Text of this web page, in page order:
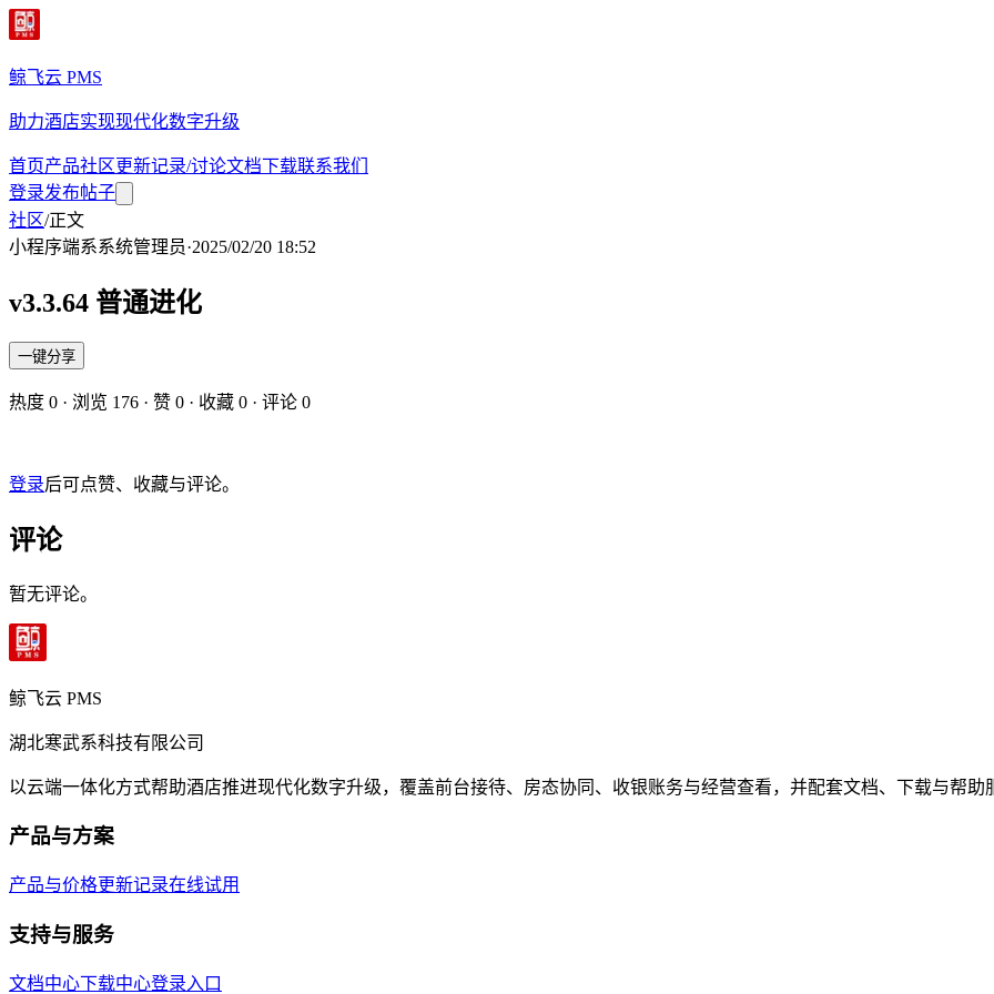
鲸飞云 PMS
助力酒店实现现代化数字升级
首页产品社区更新记录/讨论文档下载联系我们
登录发布帖子
社区/正文
小程序端系系统管理员·2025/02/20 18:52
v3.3.64 普通进化
一键分享
热度 0 · 浏览 176 · 赞 0 · 收藏 0 · 评论 0
登录后可点赞、收藏与评论。
评论
暂无评论。
鲸飞云 PMS
湖北寒武系科技有限公司
以云端一体化方式帮助酒店推进现代化数字升级，覆盖前台接待、房态协同、收银账务与经营查看，并配套文档、下载与帮助
产品与方案
产品与价格更新记录在线试用
支持与服务
文档中心下载中心登录入口